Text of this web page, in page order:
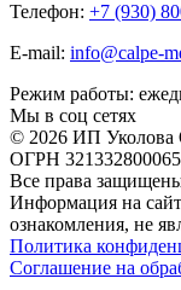
Телефон: +7 (930)
E-mail: info@calpe-
Режим работы:
Мы в соц сетях
© 2026 ИП Уколова
ОГРН
Все права
Информация на
ознакомления, не
Политика
Соглашение на